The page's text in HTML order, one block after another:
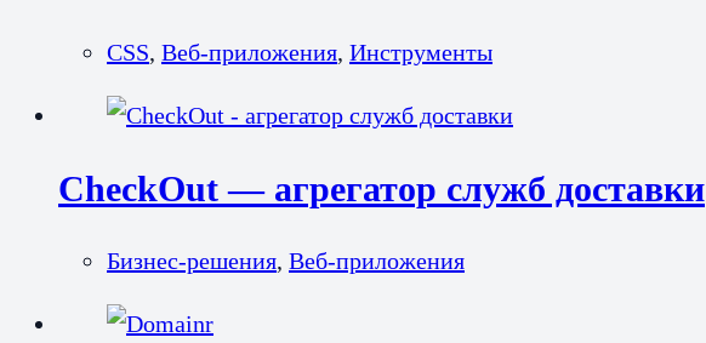
CSS, Веб-приложения, Инструменты
CheckOut — агрегатор служб доставки
Бизнес-решения, Веб-приложения